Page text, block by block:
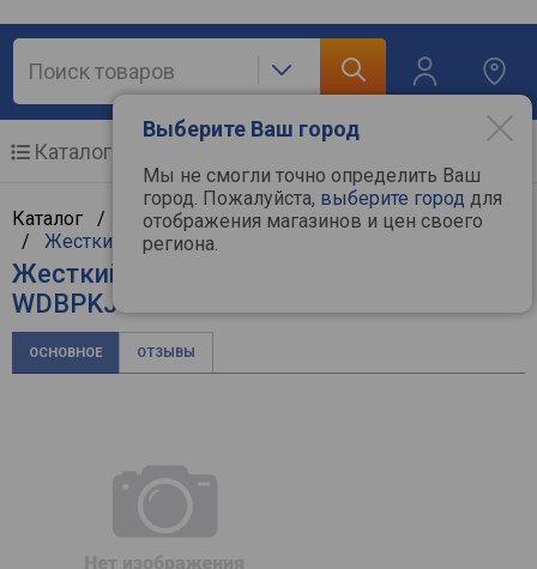
Выберите Ваш город
Мы не смогли точно определить Ваш
город. Пожалуйста, выберите город для
отображения магазинов и цен своего
региона.
Каталог
Каталог / Компьютерная техника/ Комплектующие
/ Жесткие диски/
Жесткий диск WD Passport Portable
WDBPKJ0040BBK-WESN
ОСНОВНОЕ ОТЗЫВЫ